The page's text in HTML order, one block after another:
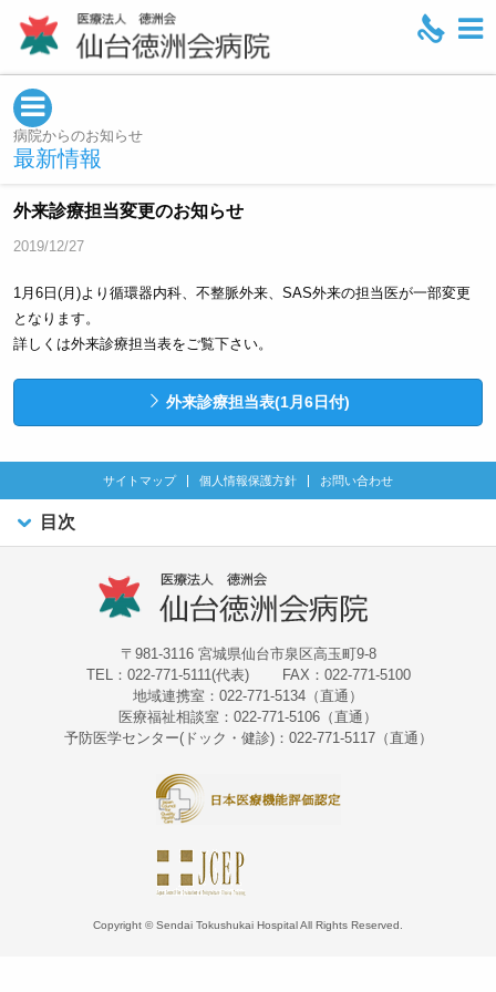
e
病院からのお知らせ
最新情報
外来診療担当変更のお知らせ
2019/12/27
1月6日(月)より循環器内科、不整脈外来、SAS外来の担当医が一部変更
となります。
詳しくは外来診療担当表をご覧下さい。
外来診療担当表(1月6日付)
サイトマップ 個人情報保護方針 お問い合わせ
目次
〒981-3116 宮城県仙台市泉区高玉町9-8
TEL：022-771-5111(代表) FAX：022-771-5100
地域連携室：022-771-5134（直通）
医療福祉相談室：022-771-5106（直通）
予防医学センター(ドック・健診)：022-771-5117（直通）
Copyright © Sendai Tokushukai Hospital All Rights Reserved.